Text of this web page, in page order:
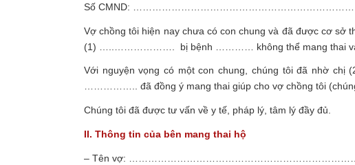
Số CMND:
Vợ chồng tôi hiện nay chưa có con chung và đã được cơ
(1) …..………………. bị bệnh ………… không thể mang thai và
Với nguyện vọng có một con chung, chúng tôi đã nhờ
…………….. đã đồng ý mang thai giúp cho vợ chồng tôi
Chúng tôi đã được tư vấn về y tế, pháp lý, tâm lý đầy đủ.
II. Thông tin của bên mang thai hộ
– Tên vợ: